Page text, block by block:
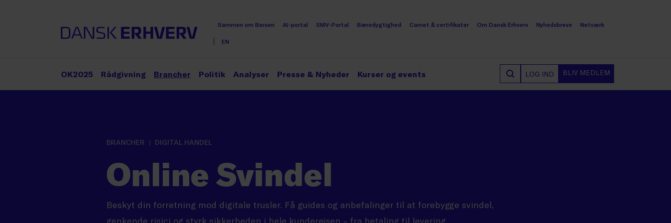
Sammen om Børsen AI-portal SMV-Portal Bæredygtighed Carnet & certifikater Om Dansk Erhverv Nyhedsbreve Netværk
EN
OK2025 Rådgivning Brancher Politik Analyser Presse & Nyheder Kurser og events LOG IND BLIV MEDLEM
BRANCHER DIGITAL HANDEL
Online Svindel
Beskyt din forretning mod digitale trusler. Få guides og anbefalinger til at forebygge svindel,
genkende risici og styrk sikkerheden i hele kunderejsen – fra betaling til levering.